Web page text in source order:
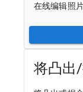
在线编辑照
将凸出